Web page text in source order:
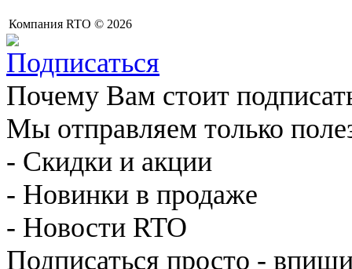
Компания RTO © 2026
Почему Вам стоит
Мы отправляем только
- Скидки и акции
- Новинки в продаже
- Новости RTO
Подписаться просто -